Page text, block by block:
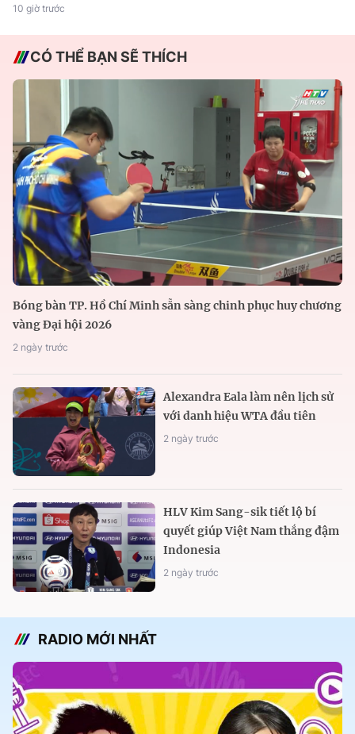
10 giờ trước
CÓ THỂ BẠN SẼ THÍCH
Bóng bàn TP. Hồ Chí Minh sẵn sàng chinh phục huy chương
vàng Đại hội 2026
2 ngày trước
Alexandra Eala làm nên lịch sử
với danh hiệu WTA đầu tiên
2 ngày trước
HLV Kim Sang-sik tiết lộ bí
quyết giúp Việt Nam thắng đậm
Indonesia
2 ngày trước
RADIO MỚI NHẤT